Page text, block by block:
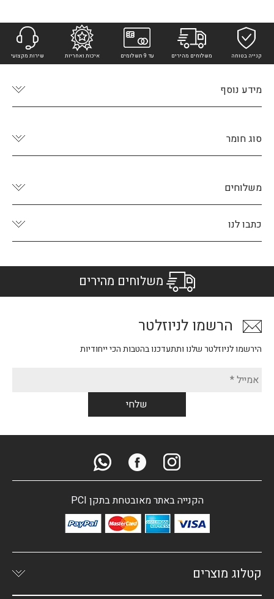
קנייה בטוחה משלוחים מהירים עד 9 תשלומים איכות ואחריות שירות מקצועי
מידע נוסף
סוג חומר
משלוחים
כתבו לנו
משלוחים מהירים
הרשמו לניוזלטר
הירשמו לניוזלטר שלנו ותתעדכנו בהטבות הכי ייחודיות
הקנייה באתר מאובטחת בתקן PCI
קטלוג מוצרים